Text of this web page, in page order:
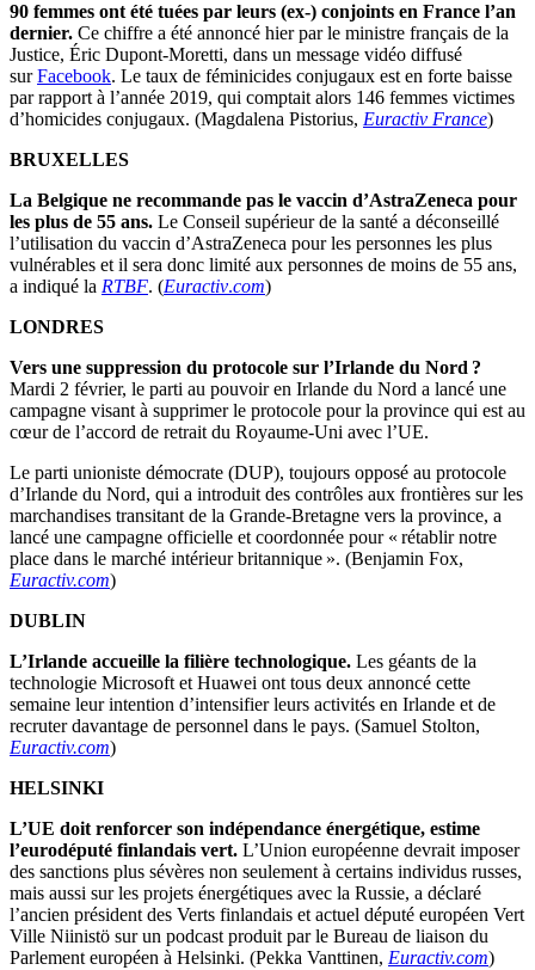
90 femmes ont été tuées par leurs (ex-) conjoints en France l’an
dernier. Ce chiffre a été annoncé hier par le ministre français de la
Justice, Éric Dupont-Moretti, dans un message vidéo diffusé
surFacebook. Le taux de féminicides conjugaux est en forte baisse
par rapport à l’année 2019, qui comptait alors 146 femmes victimes
d’homicides conjugaux. (Magdalena Pistorius, Euractiv France)
BRUXELLES
La Belgique ne recommande pas le vaccin d’AstraZeneca pour
les plus de 55 ans. Le Conseil supérieur de la santé a déconseillé
l’utilisation du vaccin d’AstraZeneca pour les personnes les plus
vulnérables et il sera donc limité aux personnes de moins de 55 ans,
a indiqué la RTBF. (Euractiv.com)
LONDRES
Vers une suppression du protocole sur l’Irlande du Nord ?
Mardi 2 février, le parti au pouvoir en Irlande du Nord a lancé une
campagne visant à supprimer le protocole pour la province qui est au
cœur de l’accord de retrait du Royaume-Uni avec l’UE.
Le parti unioniste démocrate (DUP), toujours opposé au protocole
d’Irlande du Nord, qui a introduit des contrôles aux frontières sur les
marchandises transitant de la Grande-Bretagne vers la province, a
lancé une campagne officielle et coordonnée pour « rétablir notre
place dans le marché intérieur britannique ». (Benjamin Fox,
Euractiv.com)
DUBLIN
L’Irlande accueille la filière technologique. Les géants de la
technologie Microsoft et Huawei ont tous deux annoncé cette
semaine leur intention d’intensifier leurs activités en Irlande et de
recruter davantage de personnel dans le pays. (Samuel Stolton,
Euractiv.com)
HELSINKI
L’UE doit renforcer son indépendance énergétique, estime
l’eurodéputé finlandais vert. L’Union européenne devrait imposer
des sanctions plus sévères non seulement à certains individus russes,
mais aussi sur les projets énergétiques avec la Russie, a déclaré
l’ancien président des Verts finlandais et actuel député européen Vert
Ville Niinistö sur un podcast produit par le Bureau de liaison du
Parlement européen à Helsinki. (Pekka Vanttinen, Euractiv.com)